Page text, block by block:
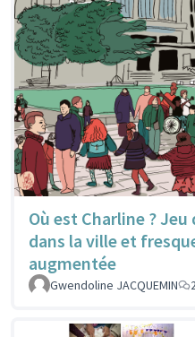
Où est Charline ? Jeu
dans la ville et
augmentée
Gwendoline JACQUEMIN